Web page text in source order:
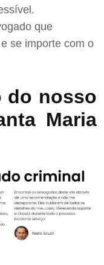
que
se importe com o
do nosso
Maria